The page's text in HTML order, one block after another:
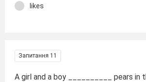
likes
Запитання 11
A girl and a boy __________ pears in